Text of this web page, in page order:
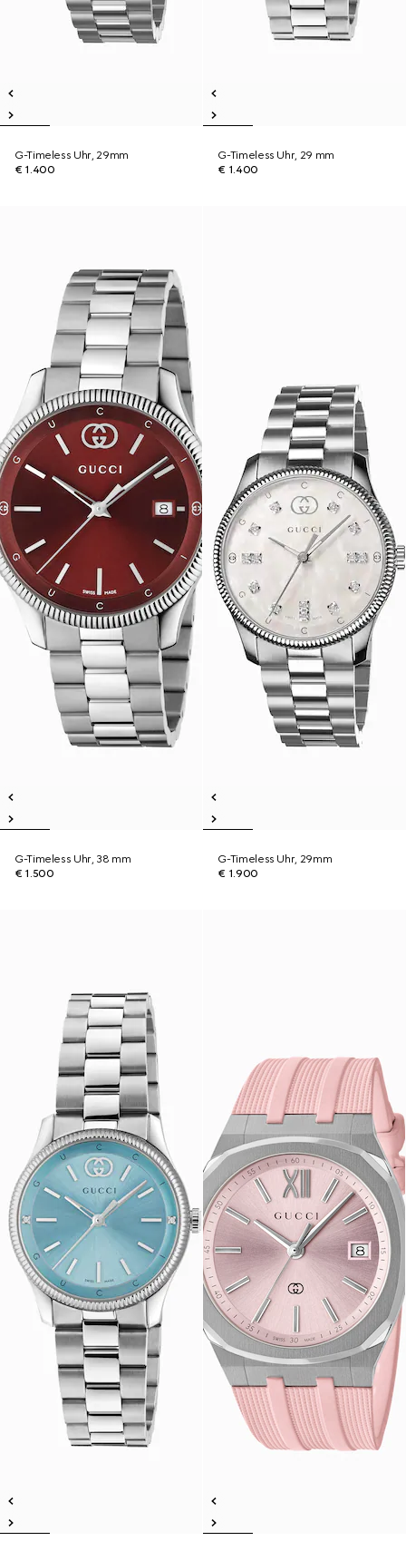
G-Timeless Uhr, 29mm
€ 1.400
G-Timeless Uhr, 29 mm
€ 1.400
G-Timeless Uhr, 38 mm
€ 1.500
G-Timeless Uhr, 29mm
€ 1.900